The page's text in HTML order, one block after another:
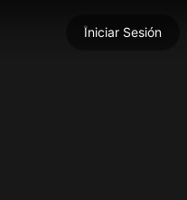
Iniciar Sesión